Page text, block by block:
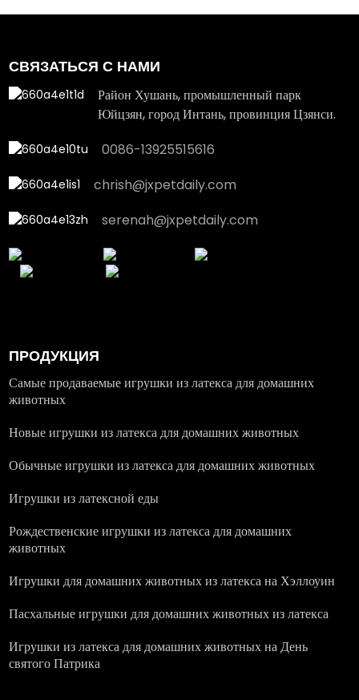
СВЯЗАТЬСЯ С НАМИ
Район Хушань, промышленный парк
Юйцзян, город Интань, провинция Цзянси.
0086-13925515616
chrish@jxpetdaily.com
serenah@jxpetdaily.com
ПРОДУКЦИЯ
Самые продаваемые игрушки из латекса для домашних
животных
Новые игрушки из латекса для домашних животных
Обычные игрушки из латекса для домашних животных
Игрушки из латексной еды
Рождественские игрушки из латекса для домашних
животных
Игрушки для домашних животных из латекса на Хэллоуин
Пасхальные игрушки для домашних животных из латекса
Игрушки из латекса для домашних животных на День
святого Патрика